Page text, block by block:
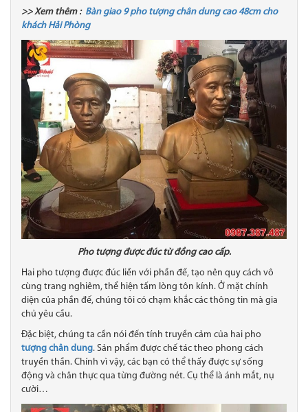
>> Xem thêm : Bàn giao 9 pho tượng chân dung cao 48cm cho
khách Hải Phòng
Pho tượng được đúc từ đồng cao cấp.
Hai pho tượng được đúc liền với phần đế, tạo nên quy cách vô
cùng trang nghiêm, thể hiện tấm lòng tôn kính. Ở mặt chính
diện của phần đế, chúng tôi có chạm khắc các thông tin mà gia
chủ yêu cầu.
Đặc biệt, chúng ta cần nói đến tính truyền cảm của hai pho
tượng chân dung. Sản phẩm được chế tác theo phong cách
truyền thần. Chính vì vậy, các bạn có thể thấy được sự sống
động và chân thực qua từng đường nét. Cụ thể là ánh mắt, nụ
cười…